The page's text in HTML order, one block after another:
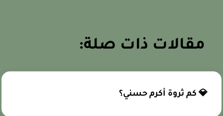
مقالات ذات صلة:
💎 كم ثروة أكرم حسني؟